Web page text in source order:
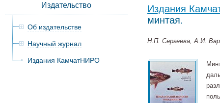
Издательство
Об издательстве
Научный журнал
Издания КамчатНИРО
Издания
минтая.
Н.П. Сергеева, А.И.